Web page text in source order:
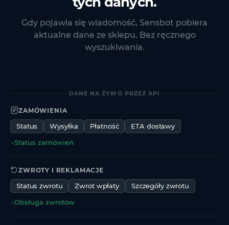
Gdy pojawia się wiadomość, Sensbot pobiera
aktualne dane ze sklepu. Bez ręcznego
wyszukiwania.
DANE NA ŻYWO PRZEZ API
ZAMÓWIENIA
Status Wysyłka Płatność ETA dostawy
→Status zamówień
ZWROTY I REKLAMACJE
Status zwrotu Zwrot wpłaty Szczegóły zwrotu
→Obsługa zwrotów